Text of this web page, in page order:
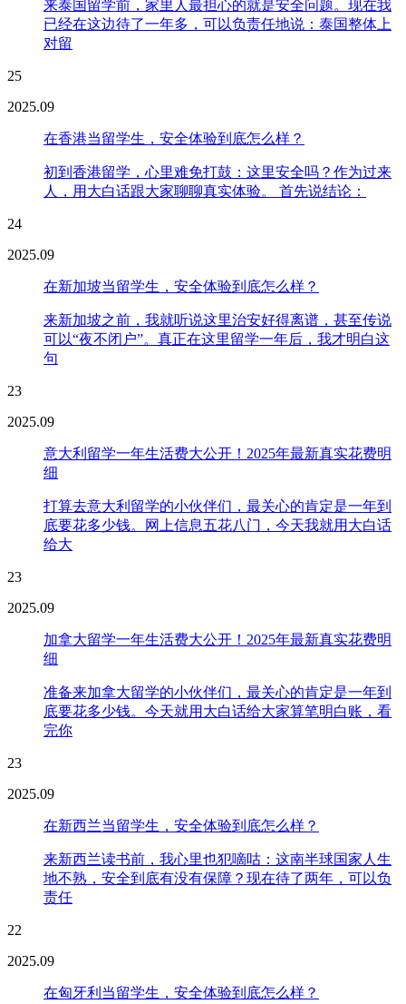
来泰国留学前，家里人最担心的就是安全问题。现在我
已经在这边待了一年多，可以负责任地说：泰国整体上
对留
25
2025.09
在香港当留学生，安全体验到底怎么样？
初到香港留学，心里难免打鼓：这里安全吗？作为过来
人，用大白话跟大家聊聊真实体验。 首先说结论：
24
2025.09
在新加坡当留学生，安全体验到底怎么样？
来新加坡之前，我就听说这里治安好得离谱，甚至传说
可以“夜不闭户”。真正在这里留学一年后，我才明白这
句
23
2025.09
意大利留学一年生活费大公开！2025年最新真实花费明
细
打算去意大利留学的小伙伴们，最关心的肯定是一年到
底要花多少钱。网上信息五花八门，今天我就用大白话
给大
23
2025.09
加拿大留学一年生活费大公开！2025年最新真实花费明
细
准备来加拿大留学的小伙伴们，最关心的肯定是一年到
底要花多少钱。今天就用大白话给大家算笔明白账，看
完你
23
2025.09
在新西兰当留学生，安全体验到底怎么样？
来新西兰读书前，我心里也犯嘀咕：这南半球国家人生
地不熟，安全到底有没有保障？现在待了两年，可以负
责任
22
2025.09
在匈牙利当留学生，安全体验到底怎么样？